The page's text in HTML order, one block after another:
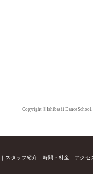
Copyright © Ishibashi Dance
｜ スタッフ紹介 ｜ 時間・料金 ｜ アクセ